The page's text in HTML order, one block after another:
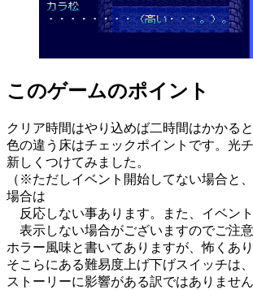
このゲームのポイント
クリア時間はやり込めば二時間はかかると
色の違う床はチェックポイントです。光
新しくつけてみました。
（※ただしイベント開始してない場合と
場合は
反応しない事あります。また、イベン
表示しない場合がございますのでご注意
ホラー風味と書いてありますが、怖くあり
そこらにある難易度上げ下げスイッチは
ストーリーに影響がある訳ではありませ